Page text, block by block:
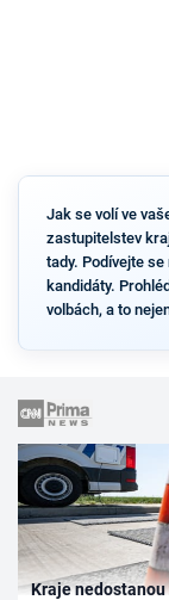
Jak se volí ve
zastupitelstev
tady. Podívejte
kandidáty.
volbách, a to
Kraje